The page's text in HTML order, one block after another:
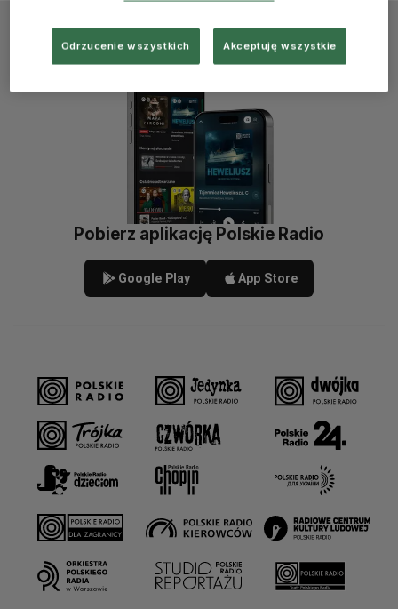
Pobierz aplikację Polskie Radio
Google Play App Store
Odrzucenie wszystkich Akceptuję wszystkie